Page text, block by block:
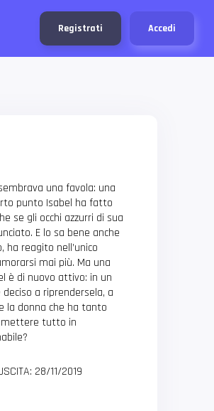
Registrati Accedi
una favola: una
punto Isabel ha fatto
se gli occhi azzurri di sua
E lo sa bene anche
ha reagito nell’unico
mai più. Ma una
è di nuovo attivo: in un
a riprendersela, a
la donna che ha tanto
mettere tutto in
28/11/2019